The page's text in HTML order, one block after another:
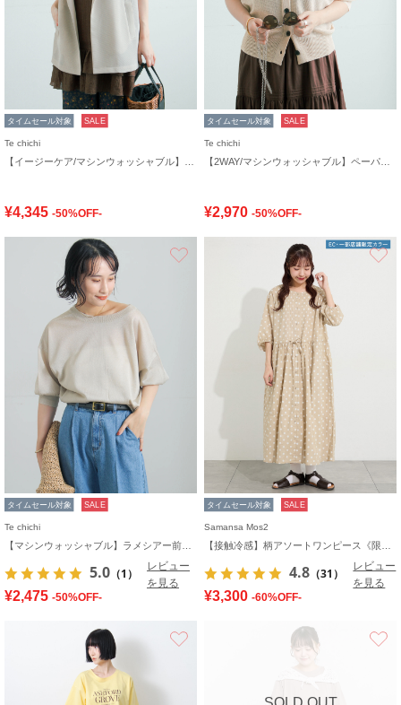
タイムセール対象 SALE
Te chichi
¥4,345 -50%OFF-
タイムセール対象 SALE
Te chichi
¥2,970 -50%OFF-
タイムセール対象 SALE
Te chichi
5.0 （1）
レビュー
を見る
¥2,475 -50%OFF-
タイムセール対象 SALE
Samansa Mos2
4.8 （31）
レビュー
を見る
¥3,300 -60%OFF-